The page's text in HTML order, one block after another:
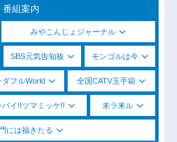
番組案内
みやこんじょジャーナル
SBS元気告知板 モンゴルは今
ダフルWorld 全国CATV玉手箱
パイ!!ツマミッケ!! 未ラ来ル
には福きたる